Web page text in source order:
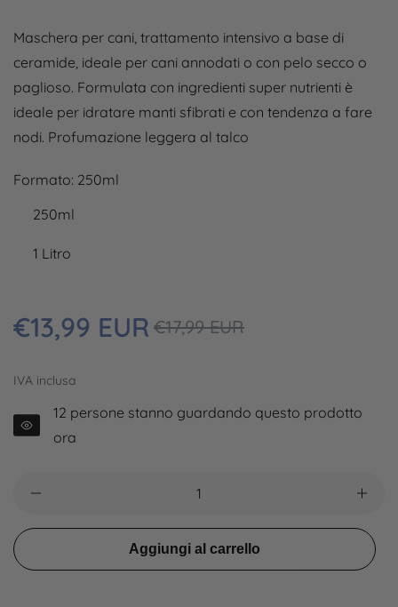
Maschera per cani, trattamento intensivo a base di
ceramide, ideale per cani annodati o con pelo secco o
paglioso. Formulata con ingredienti super nutrienti è
ideale per idratare manti sfibrati e con tendenza a fare
nodi. Profumazione leggera al talco
Formato: 250ml
250ml
1 Litro
Prezzo
regolare
€13,99 EUR Prezzo
€17,99 EUR
IVA inclusa
12 persone stanno guardando questo prodotto
ora
Aggiungi al carrello